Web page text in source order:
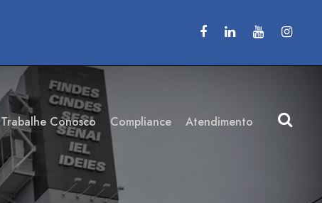
Trabalhe Conosco Compliance Atendimento